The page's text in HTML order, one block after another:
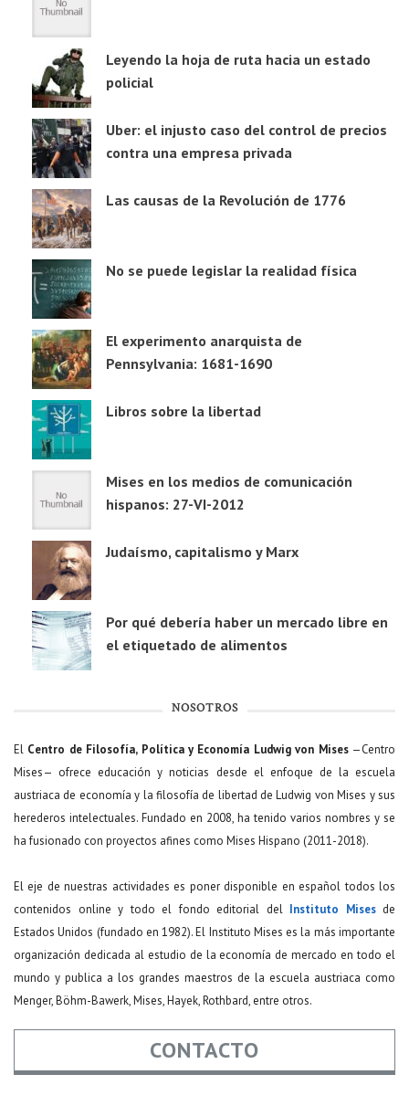
Leyendo la hoja de ruta hacia un estado
policial
Uber: el injusto caso del control de precios
contra una empresa privada
Las causas de la Revolución de 1776
No se puede legislar la realidad física
El experimento anarquista de
Pennsylvania: 1681-1690
Libros sobre la libertad
Mises en los medios de comunicación
hispanos: 27-VI-2012
Judaísmo, capitalismo y Marx
Por qué debería haber un mercado libre en
el etiquetado de alimentos
NOSOTROS
El Centro de Filosofía, Política y Economía Ludwig von Mises—Centro
Mises— ofrece educación y noticias desde el enfoque de la escuela
austriaca de economía y la filosofía de libertad de Ludwig von Mises y sus
herederos intelectuales. Fundado en 2008, ha tenido varios nombres y se
ha fusionado con proyectos afines como Mises Hispano (2011-2018).
El eje de nuestras actividades es poner disponible en español todos los
contenidos online y todo el fondo editorial del Instituto Misesde
Estados Unidos (fundado en 1982). El Instituto Mises es la más importante
organización dedicada al estudio de la economía de mercado en todo el
mundo y publica a los grandes maestros de la escuela austriaca como
Menger, Böhm-Bawerk, Mises, Hayek, Rothbard, entre otros.
CONTACTO